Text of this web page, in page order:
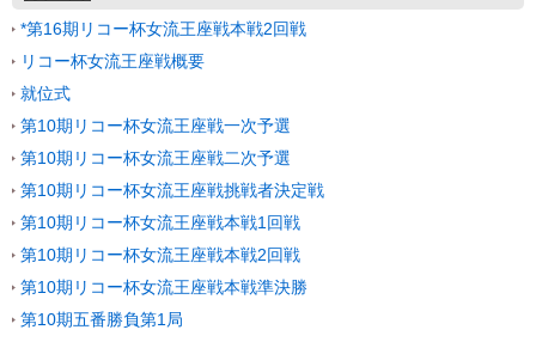
*第16期リコー杯女流王座戦本戦2回戦
リコー杯女流王座戦概要
就位式
第10期リコー杯女流王座戦一次予選
第10期リコー杯女流王座戦二次予選
第10期リコー杯女流王座戦挑戦者決定戦
第10期リコー杯女流王座戦本戦1回戦
第10期リコー杯女流王座戦本戦2回戦
第10期リコー杯女流王座戦本戦準決勝
第10期五番勝負第1局